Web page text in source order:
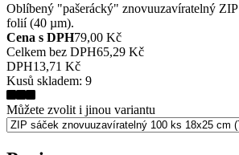
Oblíbený "pašerácký" znovuuzavíratelný ZIP
folií (40 µm).
Cena s DPH79,00 Kč
Celkem bez DPH65,29 Kč
DPH13,71 Kč
Kusů skladem: 9
Můžete zvolit i jinou variantu